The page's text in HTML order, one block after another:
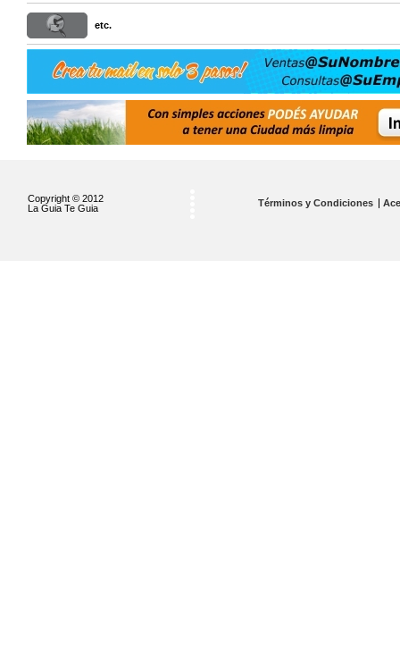
etc.
Copyright © 2012
La Guia Te Guia
Términos y Condiciones